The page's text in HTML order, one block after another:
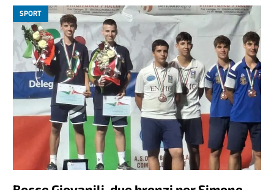
SPORT